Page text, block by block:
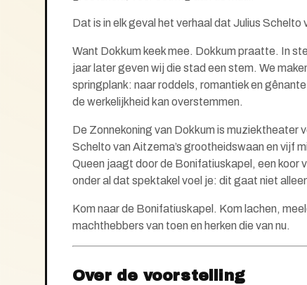
Dat is in elk geval het verhaal dat Julius
Want Dokkum keek mee. Dokkum praatte. In
jaar later geven wij die stad een stem. We
springplank: naar roddels, romantiek en
de werkelijkheid kan overstemmen.
De Zonnekoning van Dokkum is muziektheater
Schelto van Aitzema’s grootheidswaan en vijf
Queen jaagt door de Bonifatiuskapel, een koor
onder al dat spektakel voel je: dit gaat niet
Kom naar de Bonifatiuskapel. Kom lachen,
machthebbers van toen en herken die van nu.
Over de voorstelling